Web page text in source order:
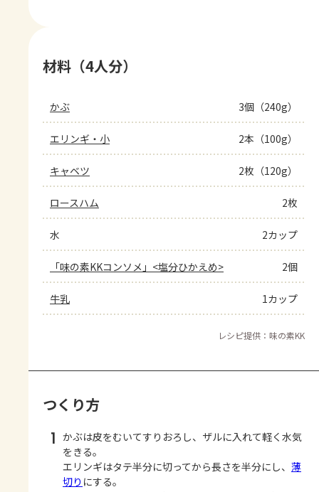
材料（4人分）
かぶ 3個（240g）
エリンギ・小 2本（100g）
キャベツ 2枚（120g）
ロースハム 2枚
水 2カップ
「味の素KKコンソメ」<塩分ひかえめ> 2個
牛乳 1カップ
レシピ提供：味の素KK
つくり方
1 かぶは皮をむいてすりおろし、ザルに入れて軽く水気
をきる。
エリンギはタテ半分に切ってから長さを半分にし、 薄
切り にする。